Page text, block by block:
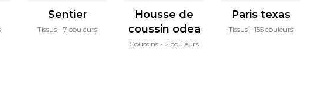
Sentier
Tissus 7 couleurs
Housse de
coussin odea
Coussins 2 couleurs
Paris texas
Tissus 155 couleurs